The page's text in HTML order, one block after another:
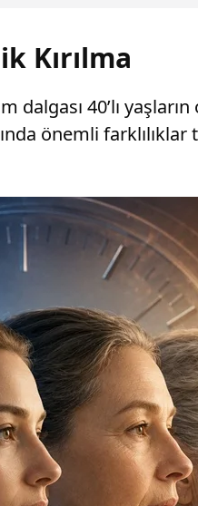
Kırılma
40’lı
önemli farklılıklar